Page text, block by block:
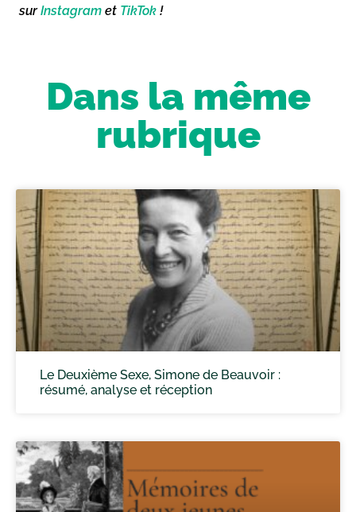
surInstagram et TikTok !
Dans la même
rubrique
Le Deuxième Sexe, Simone de Beauvoir :
résumé, analyse et réception